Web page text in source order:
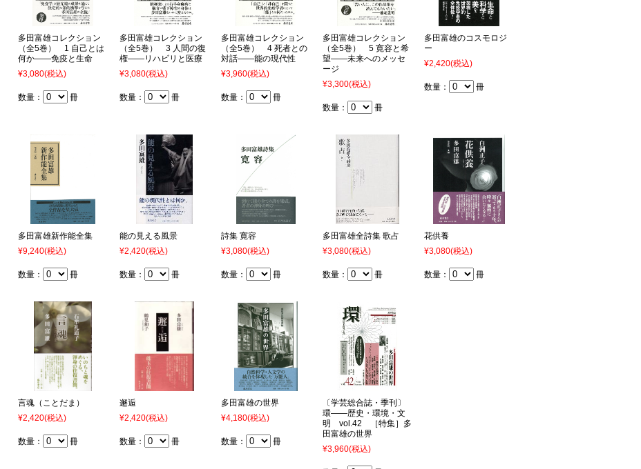
多田富雄コレクション
（全5巻） 1 自己とは
何か――免疫と生命
¥3,080(税込)
数量： 冊
多田富雄コレクション
（全5巻） 3 人間の復
権――リハビリと医療
¥3,080(税込)
数量： 冊
多田富雄コレクション
（全5巻） 4 死者との
対話――能の現代性
¥3,960(税込)
数量： 冊
多田富雄コレクション
（全5巻） 5 寛容と希
望――未来へのメッセ
ージ
¥3,300(税込)
数量： 冊
多田富雄のコスモロジ
ー
¥2,420(税込)
数量： 冊
多田富雄新作能全集
¥9,240(税込)
数量： 冊
能の見える風景
¥2,420(税込)
数量： 冊
詩集 寛容
¥3,080(税込)
数量： 冊
多田富雄全詩集 歌占
¥3,080(税込)
数量： 冊
花供養
¥3,080(税込)
数量： 冊
言魂（ことだま）
¥2,420(税込)
数量： 冊
邂逅
¥2,420(税込)
数量： 冊
多田富雄の世界
¥4,180(税込)
数量： 冊
〔学芸総合誌・季刊〕
環――歴史・環境・文
明 vol.42 ［特集］多
田富雄の世界
¥3,960(税込)